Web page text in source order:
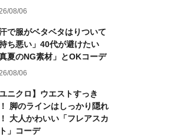
08/06
汗で服がベタベタはりついて
ち悪い」40代が避けたい
真夏のNG素材」とOKコーデ
08/06
ユニクロ】ウエストすっき
脚のラインはしっかり隠れ
大人かわいい「フレアスカ
」コーデ